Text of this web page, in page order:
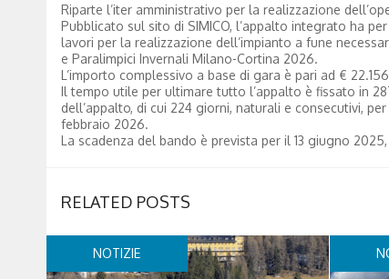
Riparte l’iter amministrativo per la realizzazione
Pubblicato sul sito di SIMICO, l’appalto integrato ha
lavori per la realizzazione dell’impianto a fune
e Paralimpici Invernali Milano-Cortina 2026.
L’importo complessivo a base di gara è pari ad €
Il tempo utile per ultimare tutto l’appalto è fissato in
dell’appalto, di cui 224 giorni, naturali e consecutivi,
febbraio 2026.
La scadenza del bando è prevista per il 13 giugno
RELATED POSTS
NOTIZIE